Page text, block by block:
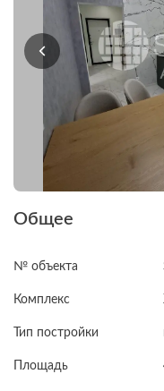
Общее
№ объекта
Комплекс
Тип постройки
Площадь